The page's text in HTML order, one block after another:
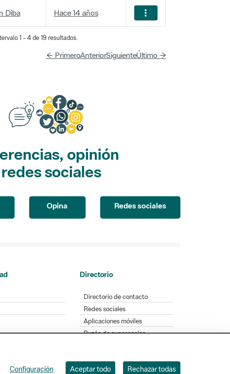
Diba Hace 14 años
1 - 4 de 19 resultados.
← PrimeroAnteriorSiguienteÚltimo →
opinión
sociales
Opina Redes sociales
Directorio
Directorio de contacto
Redes sociales
Aplicaciones móviles
Buzón de sugerencias
Configuración Aceptar todo Rechazar todas